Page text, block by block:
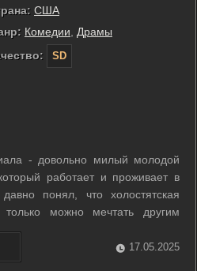
США
Комедии
Драмы
SD
- довольно милый молодой
работает и проживает в
понял, что холостятская
можно мечтать другим
них оказывается самым
семейными отношениями.
время ...
17.05.2025